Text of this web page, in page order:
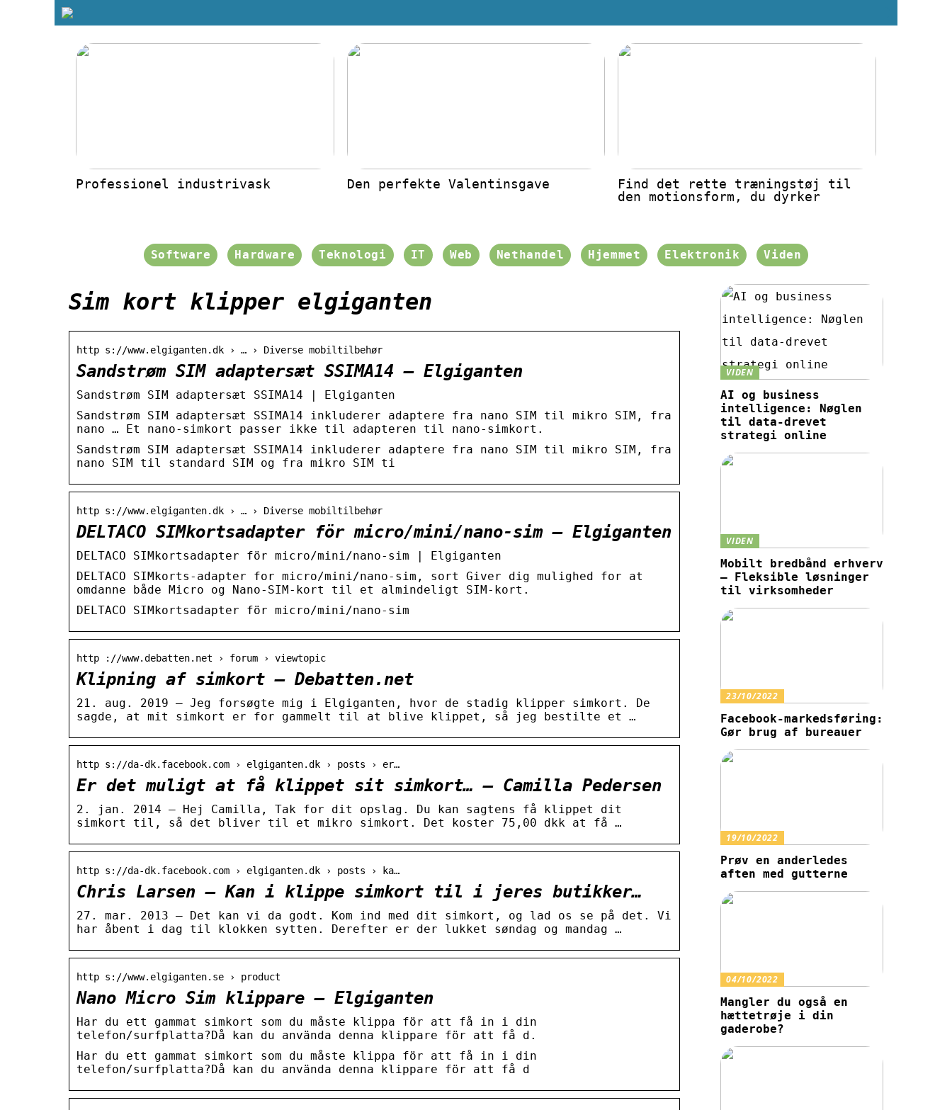
Professionel industrivask Den perfekte Valentinsgave
Find det rette træningstøj til
den motionsform, du dyrker
Software Hardware Teknologi IT Web Nethandel Hjemmet Elektronik Viden
Sim kort klipper elgiganten
http s://www.elgiganten.dk › … › Diverse mobiltilbehør
Sandstrøm SIM adaptersæt SSIMA14 – Elgiganten
Sandstrøm SIM adaptersæt SSIMA14 | Elgiganten
Sandstrøm SIM adaptersæt SSIMA14 inkluderer adaptere fra nano SIM til mikro SIM, fra
nano … Et nano-simkort passer ikke til adapteren til nano-simkort.
Sandstrøm SIM adaptersæt SSIMA14 inkluderer adaptere fra nano SIM til mikro SIM, fra
nano SIM til standard SIM og fra mikro SIM ti
http s://www.elgiganten.dk › … › Diverse mobiltilbehør
DELTACO SIMkortsadapter för micro/mini/nano-sim – Elgiganten
DELTACO SIMkortsadapter för micro/mini/nano-sim | Elgiganten
DELTACO SIMkorts-adapter for micro/mini/nano-sim, sort Giver dig mulighed for at
omdanne både Micro og Nano-SIM-kort til et almindeligt SIM-kort.
DELTACO SIMkortsadapter för micro/mini/nano-sim
http ://www.debatten.net › forum › viewtopic
Klipning af simkort – Debatten.net
21. aug. 2019 — Jeg forsøgte mig i Elgiganten, hvor de stadig klipper simkort. De
sagde, at mit simkort er for gammelt til at blive klippet, så jeg bestilte et …
http s://da-dk.facebook.com › elgiganten.dk › posts › er…
Er det muligt at få klippet sit simkort… – Camilla Pedersen
2. jan. 2014 — Hej Camilla, Tak for dit opslag. Du kan sagtens få klippet dit
simkort til, så det bliver til et mikro simkort. Det koster 75,00 dkk at få …
http s://da-dk.facebook.com › elgiganten.dk › posts › ka…
Chris Larsen – Kan i klippe simkort til i jeres butikker…
27. mar. 2013 — Det kan vi da godt. Kom ind med dit simkort, og lad os se på det. Vi
har åbent i dag til klokken sytten. Derefter er der lukket søndag og mandag …
http s://www.elgiganten.se › product
Nano Micro Sim klippare – Elgiganten
Har du ett gammat simkort som du måste klippa för att få in i din
telefon/surfplatta?Då kan du använda denna klippare för att få d.
Har du ett gammat simkort som du måste klippa för att få in i din
telefon/surfplatta?Då kan du använda denna klippare för att få d
VIDEN
AI og business
intelligence: Nøglen
til data-drevet
strategi online
VIDEN
Mobilt bredbånd erhverv
– Fleksible løsninger
til virksomheder
23/10/2022
Facebook-markedsføring:
Gør brug af bureauer
19/10/2022
Prøv en anderledes
aften med gutterne
04/10/2022
Mangler du også en
hættetrøje i din
gaderobe?